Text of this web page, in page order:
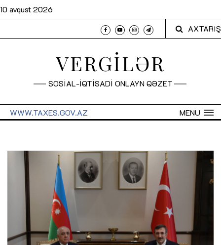
10 avqust 2026
AXTARIŞ
VERGİLƏR
SOSİAL-İQTİSADİ ONLAYN QƏZET
MENU
WWW.TAXES.GOV.AZ